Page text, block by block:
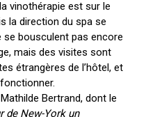
vinothérapie est sur le
la direction du spa se
bousculent pas encore
mais des visites sont
étrangères de l’hôtel, et
Bertrand, dont le
de New-York un